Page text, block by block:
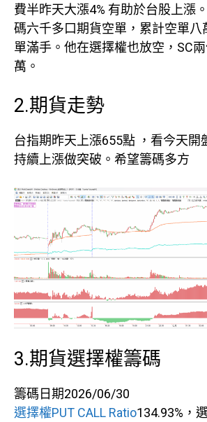
費半昨天大漲4% 有助於台股上漲
碼六千多口期貨空單，累計空單八
單滿手。他在選擇權也放空，SC
萬。
2.期貨走勢
台指期昨天上漲655點 ，看今天開
持續上漲做突破。希望籌碼多方
3.期貨選擇權籌碼
籌碼日期2026/06/30
選擇權PUT CALL Ratio134.93%，